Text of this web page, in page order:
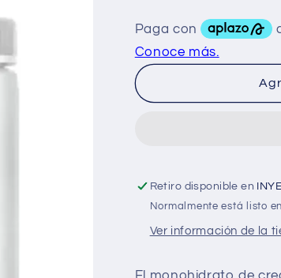
Raw
Creatina
30
para
Raw
30
Retiro disponible en
Normalmente está listo
Ver información de la